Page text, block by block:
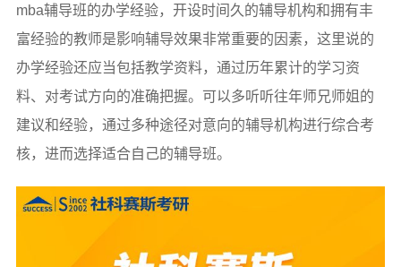
mba辅导班的办学经验，开设时间久的辅导机构和拥有丰
富经验的教师是影响辅导效果非常重要的因素，这里说的
办学经验还应当包括教学资料，通过历年累计的学习资
料、对考试方向的准确把握。可以多听听往年师兄师姐的
建议和经验，通过多种途径对意向的辅导机构进行综合考
核，进而选择适合自己的辅导班。